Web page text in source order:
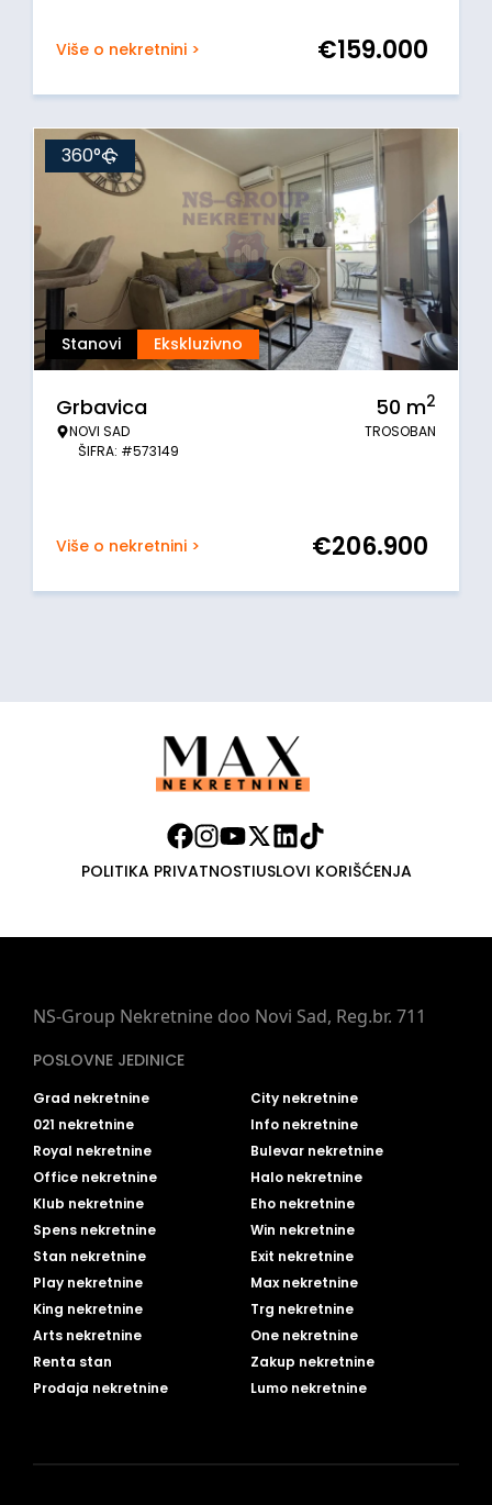
Više o nekretnini > €159.000
Stanovi Ekskluzivno
360°
Grbavica
NOVI SAD
ŠIFRA: #573149
50 m2
TROSOBAN
Više o nekretnini > €206.900
POLITIKA PRIVATNOSTIUSLOVI KORIŠĆENJA
NS-Group Nekretnine doo Novi Sad, Reg.br. 711
POSLOVNE JEDINICE
Grad nekretnine
City nekretnine
021 nekretnine
Info nekretnine
Royal nekretnine
Bulevar nekretnine
Office nekretnine
Halo nekretnine
Klub nekretnine
Eho nekretnine
Spens nekretnine
Win nekretnine
Stan nekretnine
Exit nekretnine
Play nekretnine
Max nekretnine
King nekretnine
Trg nekretnine
Arts nekretnine
One nekretnine
Renta stan
Zakup nekretnine
Prodaja nekretnine
Lumo nekretnine